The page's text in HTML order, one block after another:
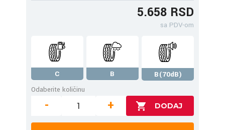
5.658 RSD
sa PDV-om
C B
B(70dB)
Odaberite količinu
- +